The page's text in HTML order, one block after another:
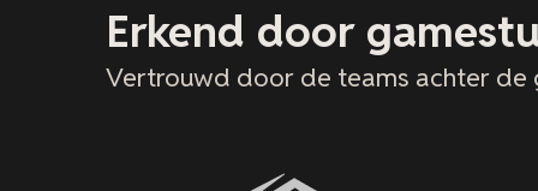
Erkend door
Vertrouwd door de teams achter de